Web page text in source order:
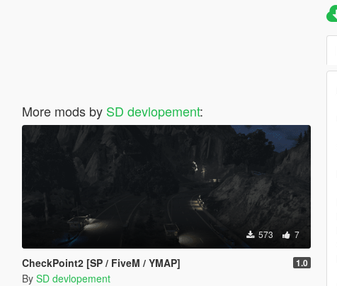
More mods by SD devlopement:
573 7
CheckPoint2 [SP / FiveM / YMAP] 1.0
By SD devlopement